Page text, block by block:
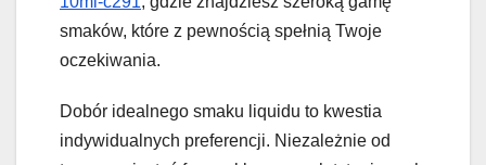
smaków, które z pewnością spełnią Twoje
oczekiwania.
Dobór idealnego smaku liquidu to kwestia
indywidualnych preferencji. Niezależnie od